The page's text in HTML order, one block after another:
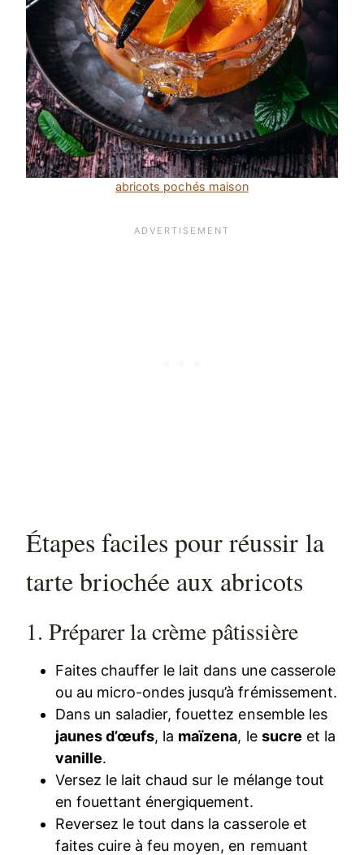
abricots pochés maison
Étapes faciles pour réussir la
tarte briochée aux abricots
1. Préparer la crème pâtissière
Faites chauffer le lait dans une casserole
ou au micro-ondes jusqu’à frémissement.
Dans un saladier, fouettez ensemble les
jaunes d’œufs, la maïzena, le sucre et la
vanille.
Versez le lait chaud sur le mélange tout
en fouettant énergiquement.
Reversez le tout dans la casserole et
faites cuire à feu moyen, en remuant